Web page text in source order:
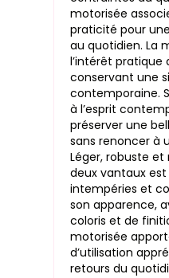
motorisée
praticité pour
au quotidien. La
l’intérêt
conservant une
contemporaine.
à l’esprit
préserver une
sans renoncer à
Léger, robuste
deux vantaux
intempéries et
son apparence,
coloris et de
motorisée
d’utilisation
retours du